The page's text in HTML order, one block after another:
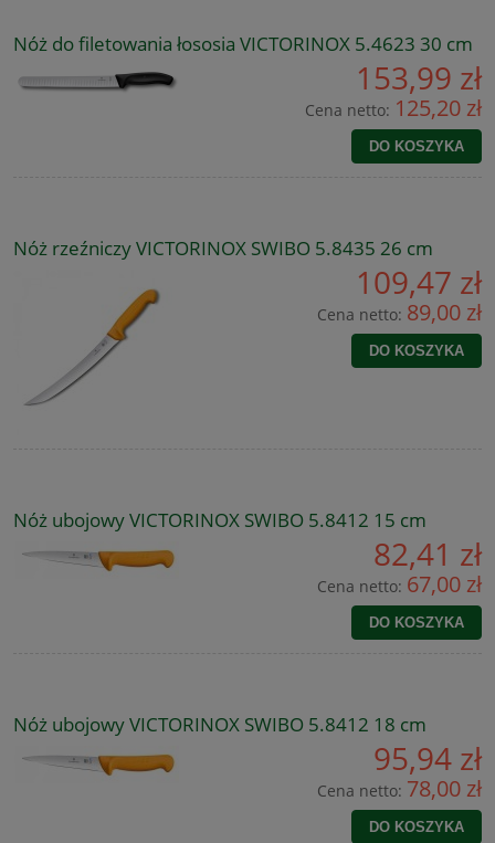
Nóż do filetowania łososia VICTORINOX 5.4623 30 cm
153,99 zł
Cena netto: 125,20 zł
DO KOSZYKA
Nóż rzeźniczy VICTORINOX SWIBO 5.8435 26 cm
109,47 zł
Cena netto: 89,00 zł
DO KOSZYKA
Nóż ubojowy VICTORINOX SWIBO 5.8412 15 cm
82,41 zł
Cena netto: 67,00 zł
DO KOSZYKA
Nóż ubojowy VICTORINOX SWIBO 5.8412 18 cm
95,94 zł
Cena netto: 78,00 zł
DO KOSZYKA